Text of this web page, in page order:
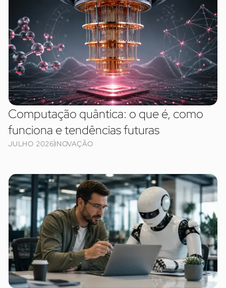
Computação quântica: o que é, como
funciona e tendências futuras
JULHO 2026INOVAÇÃO